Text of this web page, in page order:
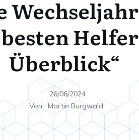
Überblick“
26/06/2024
Von:Martin Burgwald